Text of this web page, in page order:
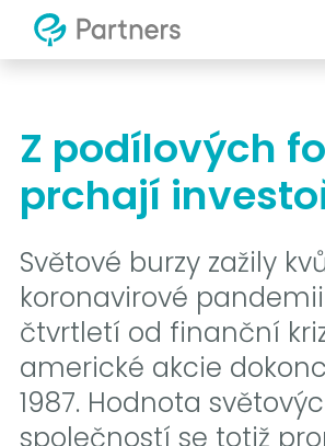
Z podílových
prchají
Světové burzy zažily
koronavirové
čtvrtletí od finanční
americké akcie
1987. Hodnota
společností se totiž